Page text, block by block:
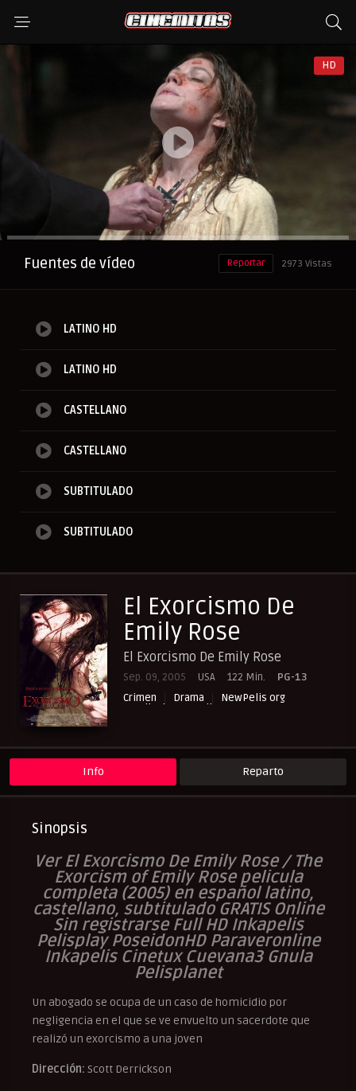
HD
Anuncio
Fuentes de vídeo 2973 Vistas
Reportar
LATINO HD
LATINO HD
CASTELLANO
CASTELLANO
SUBTITULADO
SUBTITULADO
El Exorcismo De
Emily Rose
El Exorcismo De Emily Rose
Sep. 09, 2005 USA 122 Min.
PG-13
Crimen
Drama
NewPelis org
Peliculas Castellano
RepelisHD.TV
Suspense
Terror
UltraPelisHD
Info Reparto
Sinopsis
Ver El Exorcismo De Emily Rose / The
Exorcism of Emily Rose pelicula
completa (2005) en español latino,
castellano, subtitulado GRATIS Online
Sin registrarse Full HD Inkapelis
Pelisplay PoseidonHD Paraveronline
Inkapelis Cinetux Cuevana3 Gnula
Pelisplanet
Un abogado se ocupa de un caso de homicidio por
negligencia en el que se ve envuelto un sacerdote que
realizó un exorcismo a una joven
Dirección: Scott Derrickson